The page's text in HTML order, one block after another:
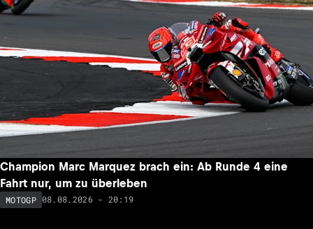
Champion Marc Marquez brach ein: Ab Runde 4 eine
Fahrt nur, um zu überleben
MOTOGP 08.08.2026 - 20:19